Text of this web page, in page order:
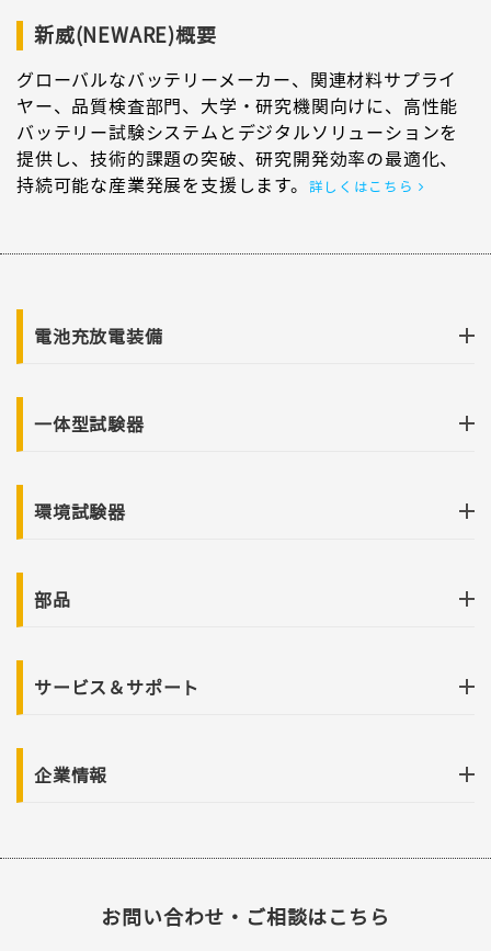
新威(NEWARE)概要
グローバルなバッテリーメーカー、関連材料サプライ
ヤー、品質検査部門、大学・研究機関向けに、高性能
バッテリー試験システムとデジタルソリューションを
提供し、技術的課題の突破、研究開発効率の最適化、
持続可能な産業発展を支援します。
詳しくはこちら
電池充放電装備
一体型試験器
環境試験器
部品
サービス＆サポート
企業情報
お問い合わせ・ご相談はこちら